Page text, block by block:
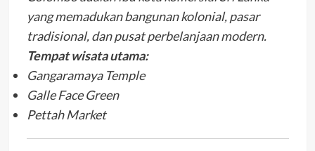
yang memadukan bangunan kolonial, pasar
tradisional, dan pusat perbelanjaan modern.
Tempat wisata utama:
Gangaramaya Temple
Galle Face Green
Pettah Market